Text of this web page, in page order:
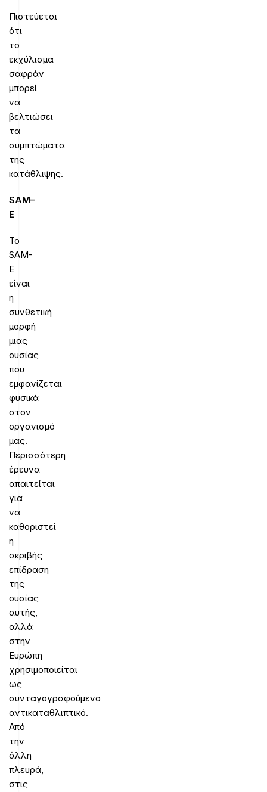
Πιστεύεται
ότι
το
εκχύλισμα
σαφράν
μπορεί
να
βελτιώσει
τα
συμπτώματα
της
κατάθλιψης.
SAM–
E
Το
SAM-
E
είναι
η
συνθετική
μορφή
μιας
ουσίας
που
εμφανίζεται
φυσικά
στον
οργανισμό
μας.
Περισσότερη
έρευνα
απαιτείται
για
να
καθοριστεί
η
ακριβής
επίδραση
της
ουσίας
αυτής,
αλλά
στην
Ευρώπη
χρησιμοποιείται
ως
συνταγογραφούμενο
αντικαταθλιπτικό.
Από
την
άλλη
πλευρά,
στις